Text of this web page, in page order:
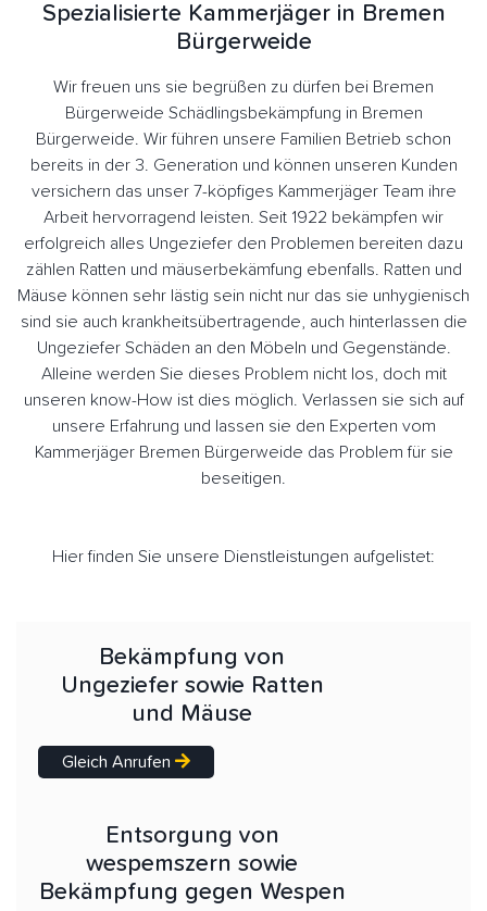
Spezialisierte Kammerjäger in Bremen
Bürgerweide
Wir freuen uns sie begrüßen zu dürfen bei Bremen
Bürgerweide Schädlingsbekämpfung in Bremen
Bürgerweide. Wir führen unsere Familien Betrieb schon
bereits in der 3. Generation und können unseren Kunden
versichern das unser 7-köpfiges Kammerjäger Team ihre
Arbeit hervorragend leisten. Seit 1922 bekämpfen wir
erfolgreich alles Ungeziefer den Problemen bereiten dazu
zählen Ratten und mäuserbekämfung ebenfalls. Ratten und
Mäuse können sehr lästig sein nicht nur das sie unhygienisch
sind sie auch krankheitsübertragende, auch hinterlassen die
Ungeziefer Schäden an den Möbeln und Gegenstände.
Alleine werden Sie dieses Problem nicht los, doch mit
unseren know-How ist dies möglich. Verlassen sie sich auf
unsere Erfahrung und lassen sie den Experten vom
Kammerjäger Bremen Bürgerweide das Problem für sie
beseitigen.
Hier finden Sie unsere Dienstleistungen aufgelistet:
Bekämpfung von
Ungeziefer sowie Ratten
und Mäuse
Gleich Anrufen
Entsorgung von
wespemszern sowie
Bekämpfung gegen Wespen